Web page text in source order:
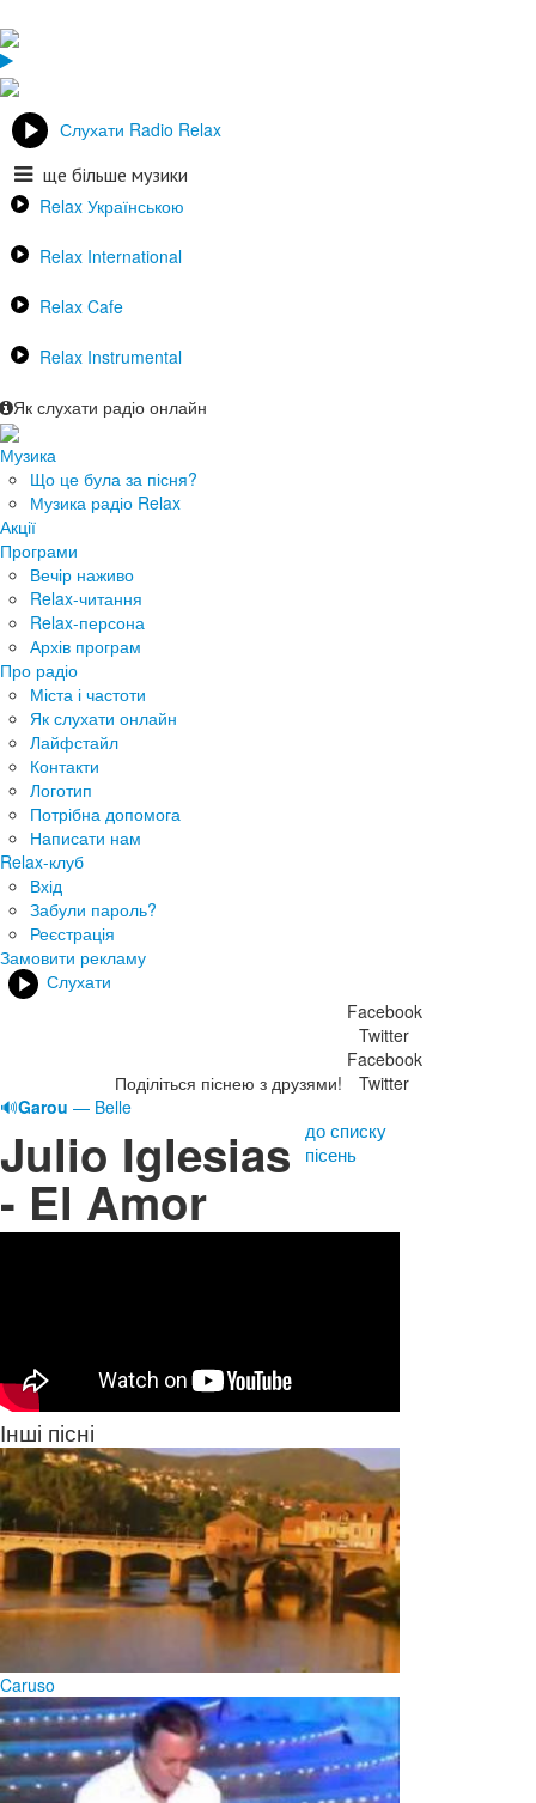
Слухати Radio Relax
ще більше музики
Relax Українською
Relax International
Relax Cafe
Relax Instrumental
Як слухати радіо онлайн
Музика
Що це була за пісня?
Музика радіо Relax
Акції
Програми
Вечір наживо
Relax-читання
Relax-персона
Архів програм
Про радіо
Міста і частоти
Як слухати онлайн
Лайфстайл
Контакти
Логотип
Потрібна допомога
Написати нам
Relax-клуб
Вхід
Забули пароль?
Реєстрація
Замовити рекламу
Слухати
Поділіться піснею з друзями!
Facebook
Twitter
Facebook
Twitter
🔊Garou — Belle
Julio Iglesias
- El Amor
до списку
пісень
Інші пісні
Caruso